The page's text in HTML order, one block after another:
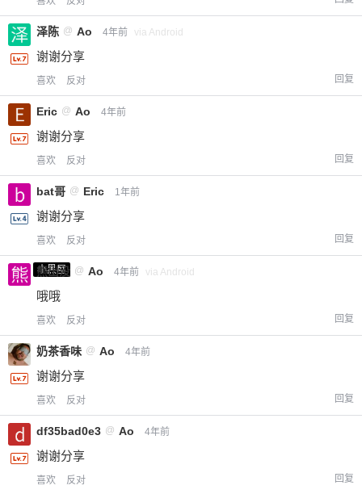
泽陈 @ Ao 4年前 via Android
谢谢分享
喜欢 反对 回复
Eric @ Ao 4年前
谢谢分享
喜欢 反对 回复
bat哥 @ Eric 1年前
谢谢分享
喜欢 反对 回复
小黑屋
熊出没 @ Ao 4年前 via Android
哦哦
喜欢 反对 回复
奶茶香味 @ Ao 4年前
谢谢分享
喜欢 反对 回复
df35bad0e3 @ Ao 4年前
谢谢分享
喜欢 反对 回复
您没有权限发布内容，请购买会员或者提升权
限。
6位以上
忘记密码？ 找回